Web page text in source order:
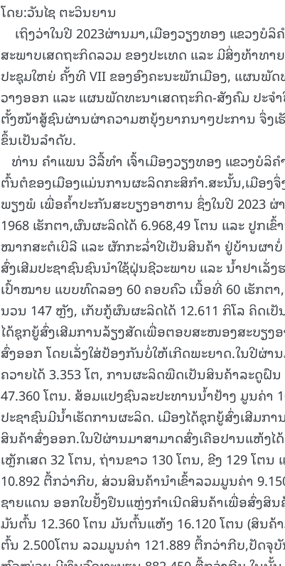
ໂດຍ:ວັນໄຊ ຕະວິນຍານ
ເຖິງວ່າໃນປີ 2023ຜ່ານມາ,ເມືອງວຽງທອງ ແຂວງບໍ
ສະພາບເສດຖະກິດລວມ ຂອງປະເທດ ແລະ ມີສິ່ງທ້າທ
ປະຊຸມໃຫຍ່ ຄັ້ງທີ VII ຂອງອົງຄະນະພັກເມືອງ, ແຜນພັ
ວາງອອກ ແລະ ແຜນພັດທະນາເສດຖະກິດ-ສັງຄົມ ປະຈໍ
ຕັ້ງໜ້າສູ້ຊົນຜ່ານຜ່າຄວາມຫຍຸ້ງຍາກນາໆປະການ ຈຶ່ງເ
ຂຶ້ນເປັນລໍາດັບ.
ທ່ານ ຄໍາແພນ ວີລື້ທໍາ ເຈົ້າເມືອງວຽງທອງ ແຂວງບໍລິ
ຕົ້ນຕໍຂອງເມືອງແມ່ນການຜະລິດກະສິກໍາ.ສະນັ້ນ,ເມືອງ
ພຽງພໍ ເພື່ອຄໍ້າປະກັນສະບຽງອາຫານ ຊຶ່ງໃນປີ 2023
1968 ເຮັກຕາ,ຜົນຜະລິດໄດ້ 6.968,49 ໂຕນ ແລະ ປູກເ
ໝາກສະຕໍເບີລີ ແລະ ຜັກກະລໍ່າປີເປັນສິນຄ້າ ຢູ່ບ້ານຜາ
ສົ່ງເສີມປະຊາຊົນຊົນນໍາໃຊ້ຝຸ່ນຊີວະພາບ ແລະ ນໍ້າຢາເລັ່
ເປົ້າໝາຍ ແບບທົດລອງ 60 ຄອບຄົວ ເນື້ອທີ່ 60 ເຮັກຕ
ນວນ 147 ຫຼັງ, ເກັບກູ້ຜົນຜະລິດໄດ້ 12.611 ກິໂລ ຄິດເ
ໄດ້ຊຸກຍູ້ສົ່ງເສີມການລ້ຽງສັດເພື່ອຕອບສະໜອງສະບຽງ
ສົ່ງອອກ ໂດຍເລັ່ງໃສ່ປ້ອງກັນບໍ່ໃຫ້ເກີດພະຍາດ.ໃນປີຜ່
ຄວາຍໄດ້ 3.353 ໂຕ, ການຜະລິດພືດເປັນສິນຄ້າລະດູຝົ
47.360 ໂຕນ. ສ້ອມແປງຊົນລະປະທານນໍ້າຢ້າງ ມູນຄ່າ
ປະຊາຊົນມີນໍ້າເຮັດການຜະລິດ. ເມືອງໄດ້ຊຸກຍູ້ສົ່ງເສີມກ
ສິນຄ້າສົ່ງອອກ.ໃນປີຜ່ານມາສາມາດສົ່ງເຄືອປານແຫ້ງໄ
ເຫຼັກເສດ 32 ໂຕນ, ຖ່ານຂາວ 130 ໂຕນ, ຂີງ 129 ໂຕ
10.892 ຕື້ກວ່າກີບ, ສ່ວນສິນຄ້ານໍາເຂົ້າລວມມູນຄ່າ
ຊາຍແດນ ອອກໃບຢັ້ງຢືນແຫຼ່ງກໍາເນີດສິນຄ້າເພື່ອສົ່ງສິ
ມັນຕົ້ນ 12.360 ໂຕນ ມັນຕົ້ນແຫ້ງ 16.120 ໂຕນ (ສິນຄ້
ຕົ້ນ 2.500ໂຕນ ລວມມູນຄ່າ 121.889 ຕື້ກວ່າກີບ,ປັດ